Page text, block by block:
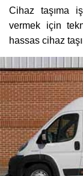
Cihaz taşıma
vermek için
hassas cihaz